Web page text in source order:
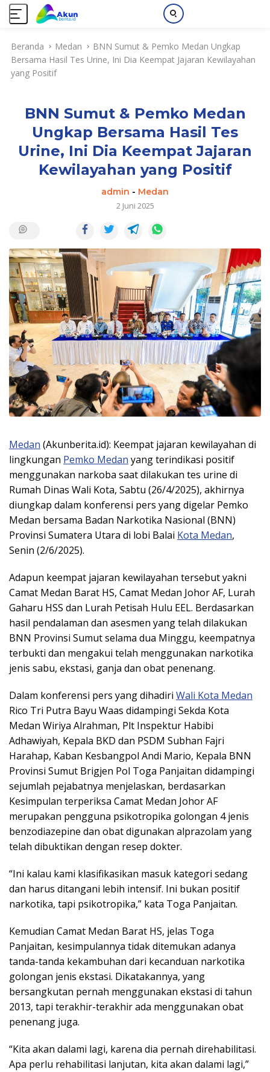
Beranda Medan
BNN Sumut & Pemko Medan Ungkap
Bersama Hasil Tes Urine, Ini Dia Keempat Jajaran Kewilayahan
yang Positif
BNN Sumut & Pemko Medan
Ungkap Bersama Hasil Tes
Urine, Ini Dia Keempat Jajaran
Kewilayahan yang Positif
admin - Medan
2 Juni 2025
Medan (Akunberita.id): Keempat jajaran kewilayahan di
lingkungan Pemko Medan yang terindikasi positif
menggunakan narkoba saat dilakukan tes urine di
Rumah Dinas Wali Kota, Sabtu (26/4/2025), akhirnya
diungkap dalam konferensi pers yang digelar Pemko
Medan bersama Badan Narkotika Nasional (BNN)
Provinsi Sumatera Utara di lobi Balai Kota Medan,
Senin (2/6/2025).
Adapun keempat jajaran kewilayahan tersebut yakni
Camat Medan Barat HS, Camat Medan Johor AF, Lurah
Gaharu HSS dan Lurah Petisah Hulu EEL. Berdasarkan
hasil pendalaman dan asesmen yang telah dilakukan
BNN Provinsi Sumut selama dua Minggu, keempatnya
terbukti dan mengakui telah menggunakan narkotika
jenis sabu, ekstasi, ganja dan obat penenang.
Dalam konferensi pers yang dihadiri Wali Kota Medan
Rico Tri Putra Bayu Waas didampingi Sekda Kota
Medan Wiriya Alrahman, Plt Inspektur Habibi
Adhawiyah, Kepala BKD dan PSDM Subhan Fajri
Harahap, Kaban Kesbangpol Andi Mario, Kepala BNN
Provinsi Sumut Brigjen Pol Toga Panjaitan didampingi
sejumlah pejabatnya menjelaskan, berdasarkan
Kesimpulan terperiksa Camat Medan Johor AF
merupakan pengguna psikotropika golongan 4 jenis
benzodiazepine dan obat digunakan alprazolam yang
telah dibuktikan dengan resep dokter.
“Ini kalau kami klasifikasikan masuk kategori sedang
dan harus ditangani lebih intensif. Ini bukan positif
narkotika, tapi psikotropika,” kata Toga Panjaitan.
Kemudian Camat Medan Barat HS, jelas Toga
Panjaitan, kesimpulannya tidak ditemukan adanya
tanda-tanda kekambuhan dari kecanduan narkotika
golongan jenis ekstasi. Dikatakannya, yang
bersangkutan pernah menggunakan ekstasi di tahun
2013, tapi terakhir-terakhir ada menggunakan obat
penenang juga.
“Kita akan dalami lagi, karena dia pernah direhabilitasi.
Apa perlu rehabilitasi lanjutan, kita akan dalami lagi,”